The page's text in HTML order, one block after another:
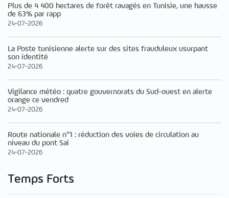
Plus de 4 400 hectares de forêt ravagés en Tunisie, une hausse
de 63% par rapp
24-07-2026
La Poste tunisienne alerte sur des sites frauduleux usurpant
son identité
24-07-2026
Vigilance météo : quatre gouvernorats du Sud-ouest en alerte
orange ce vendred
24-07-2026
Route nationale n°1 : réduction des voies de circulation au
niveau du pont Sai
24-07-2026
Temps Forts